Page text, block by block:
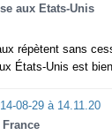
aux Etats-Unis
répètent sans
États-Unis est